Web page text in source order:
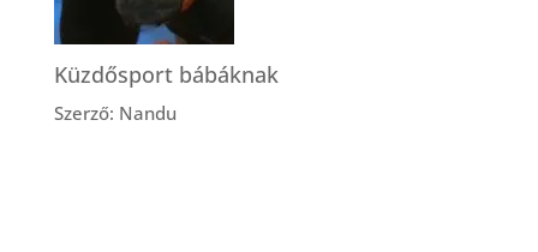
Küzdősport bábáknak
Szerző: Nandu